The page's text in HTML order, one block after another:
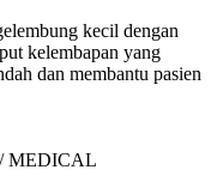
kecil dengan
kelembapan yang
dan membantu pasien
MEDICAL